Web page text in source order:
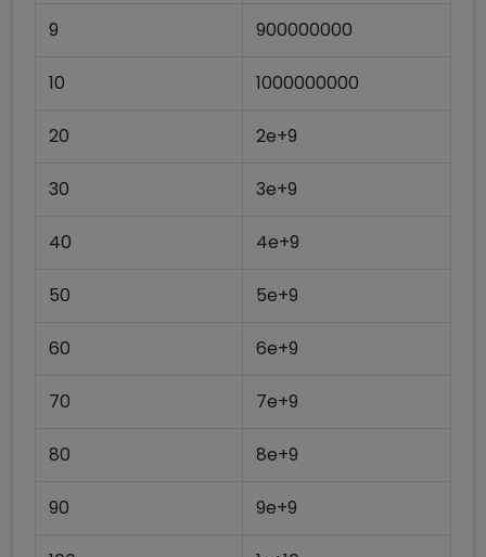
9 900000000
10 1000000000
20 2e+9
30 3e+9
40 4e+9
50 5e+9
60 6e+9
70 7e+9
80 8e+9
90 9e+9